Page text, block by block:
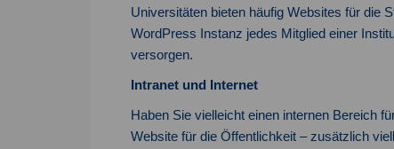
Universitäten bieten häufig Websites für die
WordPress Instanz jedes Mitglied einer
versorgen.
Intranet und Internet
Haben Sie vielleicht einen internen Bereich
Website für die Öffentlichkeit – zusätzlich